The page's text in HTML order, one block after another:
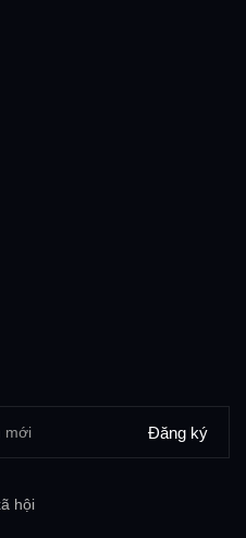
Đăng ký
hội